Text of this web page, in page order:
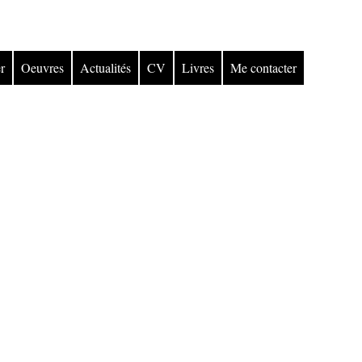
Oeuvres Actualités CV Livres Me contacter